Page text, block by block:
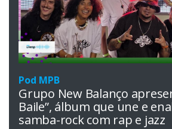
Pod MPB
Grupo New Balanço
Baile”, álbum que une e
samba-rock com rap e jazz